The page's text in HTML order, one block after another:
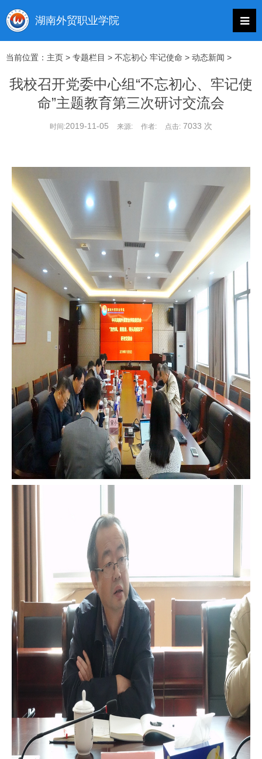
当前位置： 主页 > 专题栏目 > 不忘初心 牢记使命 > 动态新闻 >
我校召开党委中心组“不忘初心、牢记使
命”主题教育第三次研讨交流会
时间:2019-11-05 来源: 作者: 点击: 7033 次